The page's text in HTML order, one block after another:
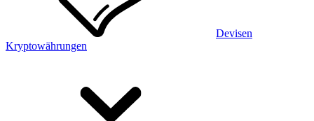
Devisen
Kryptowährungen